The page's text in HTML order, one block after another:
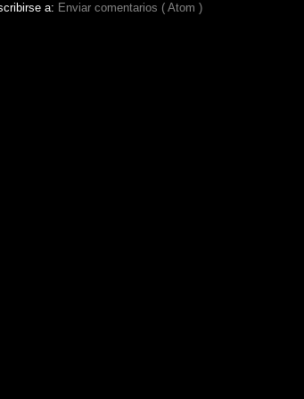
a: Enviar comentarios ( Atom )